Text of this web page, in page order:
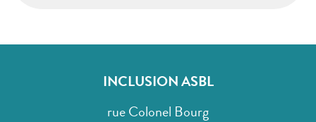
INCLUSION ASBL
rue Colonel Bourg